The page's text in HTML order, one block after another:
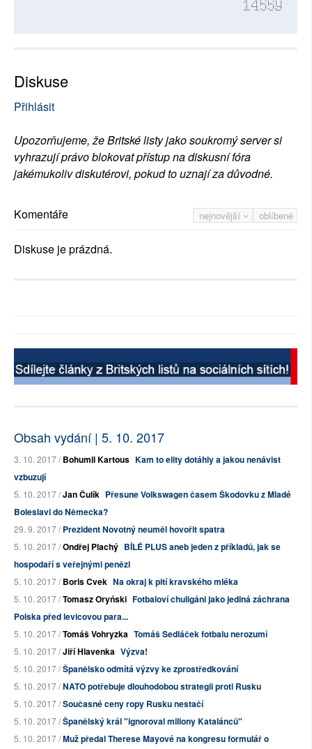
14559
Diskuse
Přihlásit
Upozorňujeme, že Britské listy jako soukromý server si
vyhrazují právo blokovat přístup na diskusní fóra
jakémukoliv diskutérovi, pokud to uznají za důvodné.
nejnovější oblíbené
Komentáře
Diskuse je prázdná.
Obsah vydání | 5. 10. 2017
3. 10. 2017 /Bohumil Kartous Kam to elity dotáhly a jakou nenávist
vzbuzují
5. 10. 2017 /Jan Čulík Přesune Volkswagen časem Škodovku z Mladé
Boleslavi do Německa?
29. 9. 2017 /Prezident Novotný neuměl hovořit spatra
5. 10. 2017 /Ondřej Plachý BÍLÉ PLUS aneb jeden z příkladů, jak se
hospodaří s veřejnými penězi
5. 10. 2017 /Boris Cvek Na okraj k pití kravského mléka
5. 10. 2017 /Tomasz Oryński Fotbaloví chuligáni jako jediná záchrana
Polska před levicovou para...
5. 10. 2017 /Tomáš Vohryzka Tomáš Sedláček fotbalu nerozumí
5. 10. 2017 /Jiří Hlavenka Výzva!
5. 10. 2017 /Španělsko odmítá výzvy ke zprostředkování
5. 10. 2017 /NATO potřebuje dlouhodobou strategii proti Rusku
5. 10. 2017 /Současné ceny ropy Rusku nestačí
5. 10. 2017 /Španělský král "ignoroval miliony Katalánců"
5. 10. 2017 /Muž předal Therese Mayové na kongresu formulář o